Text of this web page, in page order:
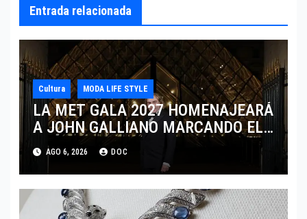
Entrada relacionada
Cultura MODA LIFE STYLE
LA MET GALA 2027 HOMENAJEARÁ
A JOHN GALLIANO MARCANDO EL
REGRESO DEL REY DEL
DRAMATISMO
AGO 6, 2026 DOC